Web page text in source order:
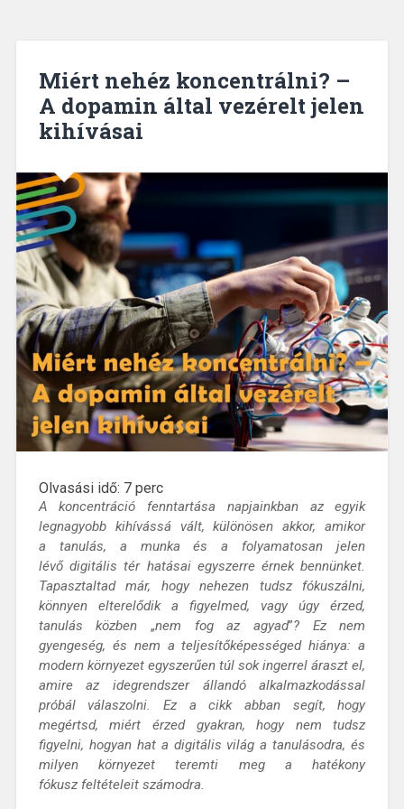
Miért nehéz koncentrálni? –
A dopamin által vezérelt jelen
kihívásai
Olvasási idő: 7 perc
A koncentráció fenntartása napjainkban az egyik
legnagyobb kihívássá vált, különösen akkor, amikor
a tanulás, a munka és a folyamatosan jelen
lévő digitális térhatásai egyszerre érnek bennünket.
Tapasztaltad már, hogynehezen tudsz fókuszálni,
könnyen elterelődik a figyelmed, vagy úgy érzed,
tanulás közben „nem fog az agyad”?
Ez nem
gyengeség, és nem a teljesítőképességed hiánya: a
modern környezet egyszerűen túl sok ingerrel áraszt el,
amire az idegrendszerállandó alkalmazkodással
próbál válaszolni. Ez a cikk abban segít, hogy
megértsd, miért érzed gyakran, hogy nem tudsz
figyelni, hogyan hat a digitális világ a tanulásodra, és
milyen környezetteremti meg ahatékony
fókuszfeltételeit számodra.